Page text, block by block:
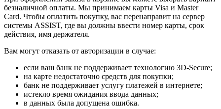
безналичной оплаты. Мы принимаем карты Visa и Master
Card. Чтобы оплатить покупку, вас перенаправит на сервер
системы ASSIST, где вы должны ввести номер карты, срок
действия, имя держателя.
Вам могут отказать от авторизации в случае:
если ваш банк не поддерживает технологию 3D-Secure;
на карте недостаточно средств для покупки;
банк не поддерживает услугу платежей в интернете;
истекло время ожидания ввода данных;
в данных была допущена ошибка.